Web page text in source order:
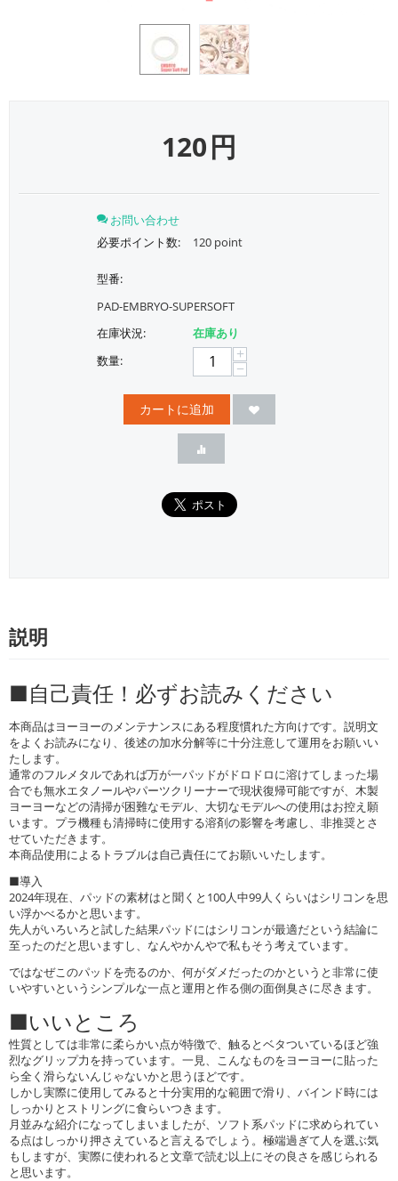
120円
お問い合わせ
必要ポイント数:
120 point
型番:
PAD-EMBRYO-SUPERSOFT
在庫状況:
在庫あり
数量:
+
−
カートに追加
説明
■自己責任！必ずお読みください
本商品はヨーヨーのメンテナンスにある程度慣れた方向けです。説明文
をよくお読みになり、後述の加水分解等に十分注意して運用をお願いい
たします。
通常のフルメタルであれば万が一パッドがドロドロに溶けてしまった場
合でも無水エタノールやパーツクリーナーで現状復帰可能ですが、木製
ヨーヨーなどの清掃が困難なモデル、大切なモデルへの使用はお控え願
います。プラ機種も清掃時に使用する溶剤の影響を考慮し、非推奨とさ
せていただきます。
本商品使用によるトラブルは自己責任にてお願いいたします。
■導入
2024年現在、パッドの素材はと聞くと100人中99人くらいはシリコンを思
い浮かべるかと思います。
先人がいろいろと試した結果パッドにはシリコンが最適だという結論に
至ったのだと思いますし、なんやかんやで私もそう考えています。
ではなぜこのパッドを売るのか、何がダメだったのかというと非常に使
いやすいというシンプルな一点と運用と作る側の面倒臭さに尽きます。
■いいところ
性質としては非常に柔らかい点が特徴で、触るとベタついているほど強
烈なグリップ力を持っています。一見、こんなものをヨーヨーに貼った
ら全く滑らないんじゃないかと思うほどです。
しかし実際に使用してみると十分実用的な範囲で滑り、バインド時には
しっかりとストリングに食らいつきます。
月並みな紹介になってしまいましたが、ソフト系パッドに求められてい
る点はしっかり押さえていると言えるでしょう。極端過ぎて人を選ぶ気
もしますが、実際に使われると文章で読む以上にその良さを感じられる
と思います。